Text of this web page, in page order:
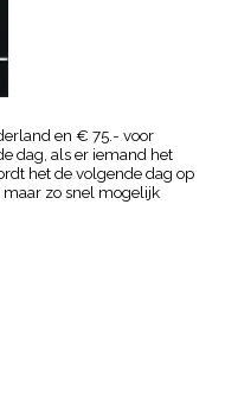
en € 75.- voor
dag, als er iemand het
het de volgende dag op
maar zo snel mogelijk